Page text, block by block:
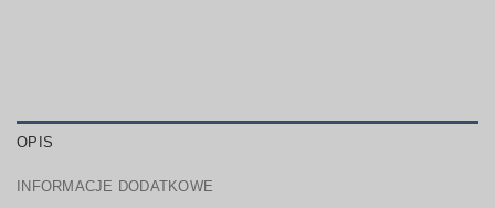
OPIS
INFORMACJE DODATKOWE